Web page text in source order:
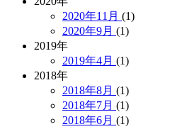
2020年11月 (1)
2020年9月 (1)
2019年
2019年4月 (1)
2018年
2018年8月 (1)
2018年7月 (1)
2018年6月 (1)